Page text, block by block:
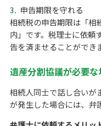
申告期限を守れる
相続税の申告期限は「相
内」です。税理士に依頼
告を済ませることができ
遺産分割協議が必要
相続人同士で話し合いが
が発生した場合には、弁